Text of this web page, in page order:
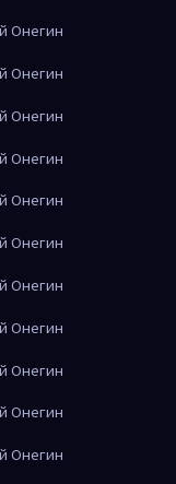
Онегин
Онегин
Онегин
Онегин
Онегин
Онегин
Онегин
Онегин
Онегин
Онегин
Онегин